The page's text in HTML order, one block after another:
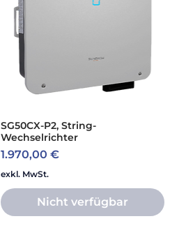
SG50CX-P2, String-
Wechselrichter
Preis
1.970,00 €
exkl. MwSt.
Nicht verfügbar